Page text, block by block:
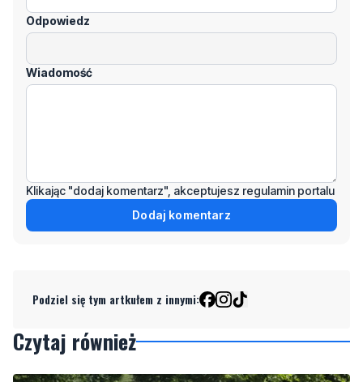
Odpowiedz
Wiadomość
Klikając "dodaj komentarz", akceptujesz regulamin portalu
Dodaj komentarz
Podziel się tym artkułem z innymi:
Czytaj również